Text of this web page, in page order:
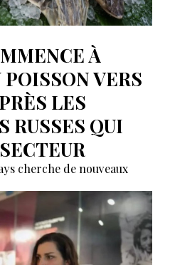
À
VERS
LES
RUSSES QUI
cherche de nouveaux